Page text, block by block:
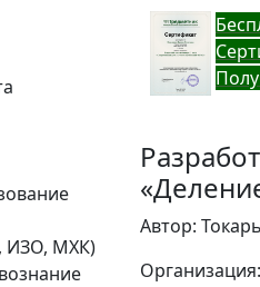
ИЗО, МХК)
Бес
Автор: